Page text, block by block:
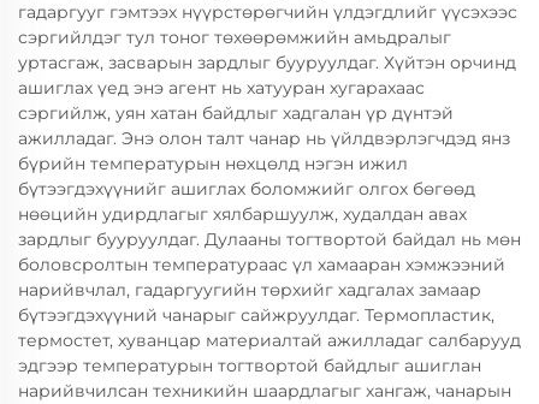
гадаргууг гэмтээх нүүрстөрөгчийн үлдэгдлийг үүсэхээс
сэргийлдэг тул тоног төхөөрөмжийн амьдралыг
уртасгаж, засварын зардлыг бууруулдаг. Хүйтэн орчинд
ашиглах үед энэ агент нь хатууран хугарахаас
сэргийлж, уян хатан байдлыг хадгалан үр дүнтэй
ажилладаг. Энэ олон талт чанар нь үйлдвэрлэгчдэд янз
бүрийн температурын нөхцөлд нэгэн ижил
бүтээгдэхүүнийг ашиглах боломжийг олгох бөгөөд
нөөцийн удирдлагыг хялбаршуулж, худалдан авах
зардлыг бууруулдаг. Дулааны тогтвортой байдал нь мөн
боловсролтын температураас үл хамааран хэмжээний
нарийвчлал, гадаргуугийн төрхийг хадгалах замаар
бүтээгдэхүүний чанарыг сайжруулдаг. Термопластик,
термостет, хуванцар материалтай ажилладаг салбарууд
эдгээр температурын тогтвортой байдлыг ашиглан
нарийвчилсан техникийн шаардлагыг хангаж, чанарын